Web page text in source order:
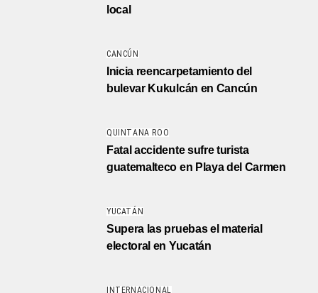
local
CANCÚN
Inicia reencarpetamiento del
bulevar Kukulcán en Cancún
QUINTANA ROO
Fatal accidente sufre turista
guatemalteco en Playa del Carmen
YUCATÁN
Supera las pruebas el material
electoral en Yucatán
INTERNACIONAL